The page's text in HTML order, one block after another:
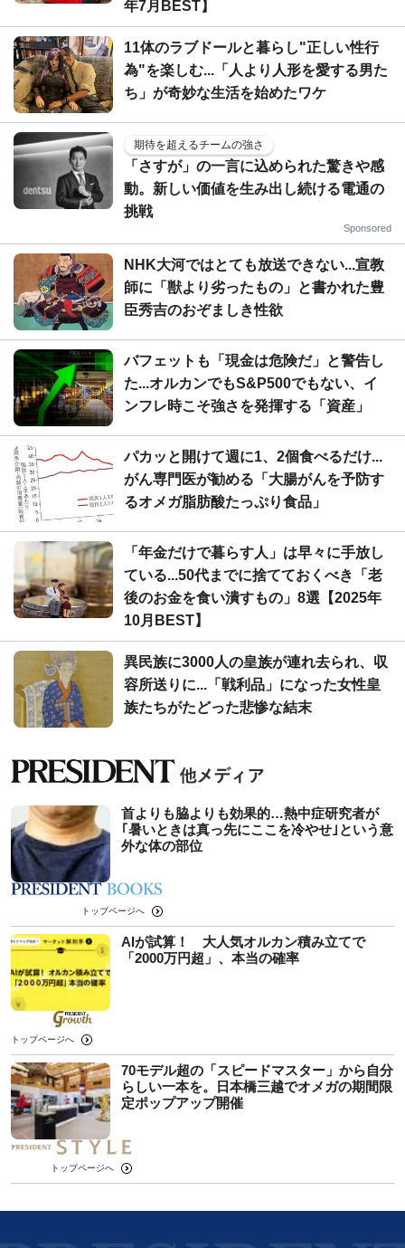
年7月BEST】
11体のラブドールと暮らし"正しい性行
為"を楽しむ...「人より人形を愛する男た
ち」が奇妙な生活を始めたワケ
期待を超えるチームの強さ
「さすが」の一言に込められた驚きや感
動。新しい価値を生み出し続ける電通の
挑戦
Sponsored
NHK大河ではとても放送できない...宣教
師に「獣より劣ったもの」と書かれた豊
臣秀吉のおぞましき性欲
バフェットも「現金は危険だ」と警告し
た...オルカンでもS&P500でもない、イ
ンフレ時こそ強さを発揮する「資産」
パカッと開けて週に1、2個食べるだけ...
がん専門医が勧める「大腸がんを予防す
るオメガ脂肪酸たっぷり食品」
「年金だけで暮らす人」は早々に手放し
ている...50代までに捨てておくべき「老
後のお金を食い潰すもの」8選【2025年
10月BEST】
異民族に3000人の皇族が連れ去られ、収
容所送りに...「戦利品」になった女性皇
族たちがたどった悲惨な結末
首よりも脇よりも効果的…熱中症研究者が
｢暑いときは真っ先にここを冷やせ｣という意
外な体の部位
トップページへ
AIが試算！ 大人気オルカン積み立てで
「2000万円超」、本当の確率
トップページへ
70モデル超の「スピードマスター」から自分
らしい一本を。日本橋三越でオメガの期間限
定ポップアップ開催
トップページへ